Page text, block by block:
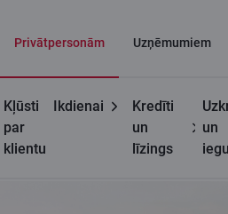
Privātpersonām Uzņēmumiem
Kļūsti
par
klientu
Ikdienai
Kredīti
un
līzings
un
Privātpersonām Kredīts apbūves